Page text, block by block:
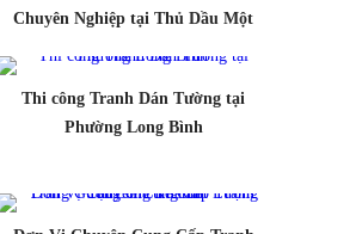
Chuyên Nghiệp tại Thủ Dầu Một
Thi công Tranh Dán Tường tại
Phường Long Bình